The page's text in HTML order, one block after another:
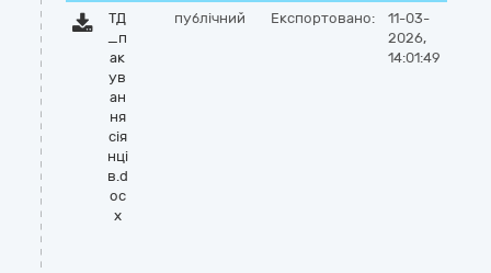
ТД
_п
ак
ув
ан
ня
сія
нці
в.d
oc
x
публічний Експортовано:
11-03-
2026,
14:01:49